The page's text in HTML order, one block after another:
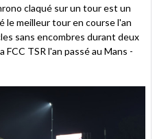
claqué sur un tour est un
le meilleur tour en course l'an
sans encombres durant deux
TSR l'an passé au Mans -